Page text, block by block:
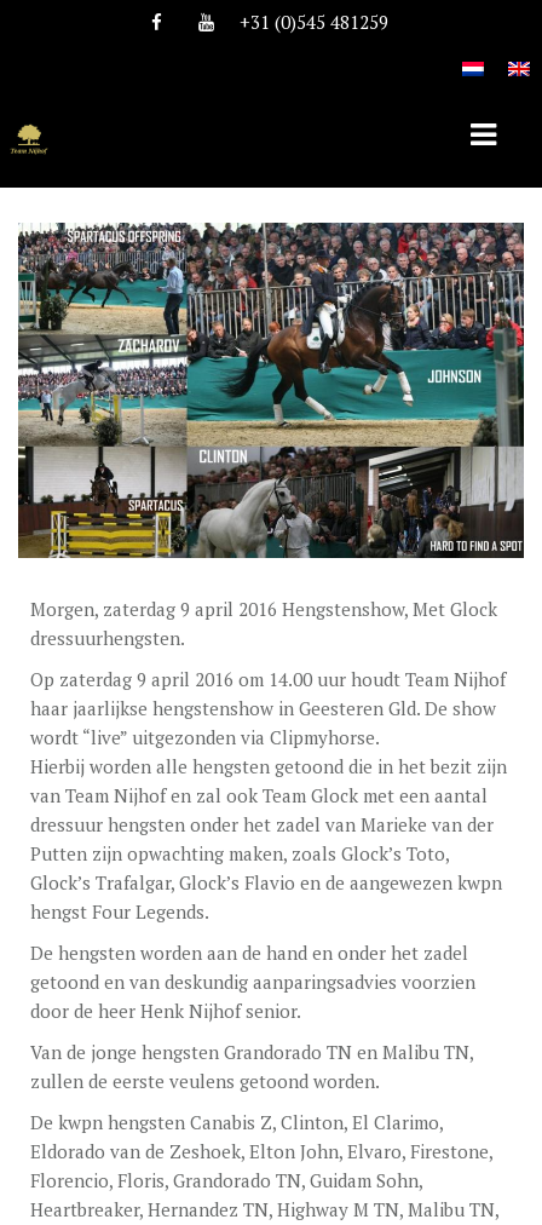
+31 (0)545 481259
HOME
OVER TEAM NIJHOF
HISTORIE
TEAM
VACATURES
DEKHENGSTEN
DEKGELDEN
EU-STATION
ICSI
ALGEMENE VOORWAARDEN
MERRIEBEGELEIDING
BESTELFORMULIER
NIEUWS
TEAM NIJHOF MARKET
CONTACT
Morgen, zaterdag 9 april 2016 Hengstenshow, Met Glock
dressuurhengsten.
Op zaterdag 9 april 2016 om 14.00 uur houdt Team Nijhof
haar jaarlijkse hengstenshow in Geesteren Gld. De show
wordt “live” uitgezonden via Clipmyhorse.
Hierbij worden alle hengsten getoond die in het bezit zijn
van Team Nijhof en zal ook Team Glock met een aantal
dressuur hengsten onder het zadel van Marieke van der
Putten zijn opwachting maken, zoals Glock’s Toto,
Glock’s Trafalgar, Glock’s Flavio en de aangewezen kwpn
hengst Four Legends.
De hengsten worden aan de hand en onder het zadel
getoond en van deskundig aanparingsadvies voorzien
door de heer Henk Nijhof senior.
Van de jonge hengsten Grandorado TN en Malibu TN,
zullen de eerste veulens getoond worden.
De kwpn hengsten Canabis Z, Clinton, El Clarimo,
Eldorado van de Zeshoek, Elton John, Elvaro, Firestone,
Florencio, Floris, Grandorado TN, Guidam Sohn,
Heartbreaker, Hernandez TN, Highway M TN, Malibu TN,